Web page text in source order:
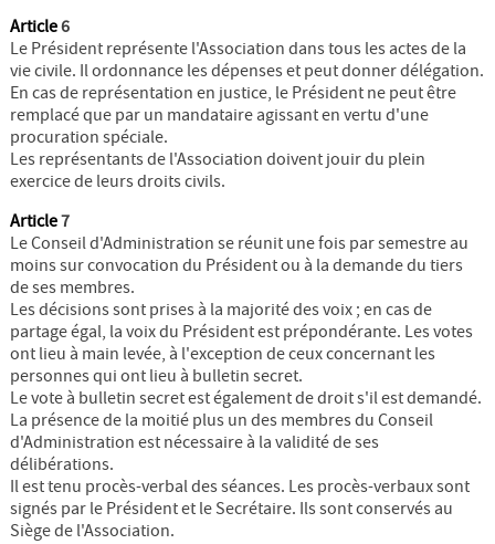
Article6
Le Président représente l'Association dans tous les actes de la
vie civile. Il ordonnance les dépenses et peut donner délégation.
En cas de représentation en justice, le Président ne peut être
remplacé que par un mandataire agissant en vertu d'une
procuration spéciale.
Les représentants de l'Association doivent jouir du plein
exercice de leurs droits civils.
Article7
Le Conseil d'Administration se réunit une fois par semestre au
moins sur convocation du Président ou à la demande du tiers
de ses membres.
Les décisions sont prises à la majorité des voix ; en cas de
partage égal, la voix du Président est prépondérante. Les votes
ont lieu à main levée, à l'exception de ceux concernant les
personnes qui ont lieu à bulletin secret.
Le vote à bulletin secret est également de droit s'il est demandé.
La présence de la moitié plus un des membres du Conseil
d'Administration est nécessaire à la validité de ses
délibérations.
Il est tenu procès-verbal des séances. Les procès-verbaux sont
signés par le Président et le Secrétaire. Ils sont conservés au
Siège de l'Association.